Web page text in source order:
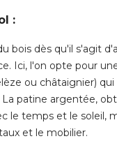
:
bois dès qu'il s'agit
Ici, l'on opte pour
ou châtaignier)
patine argentée,
le temps et le soleil,
et le mobilier.